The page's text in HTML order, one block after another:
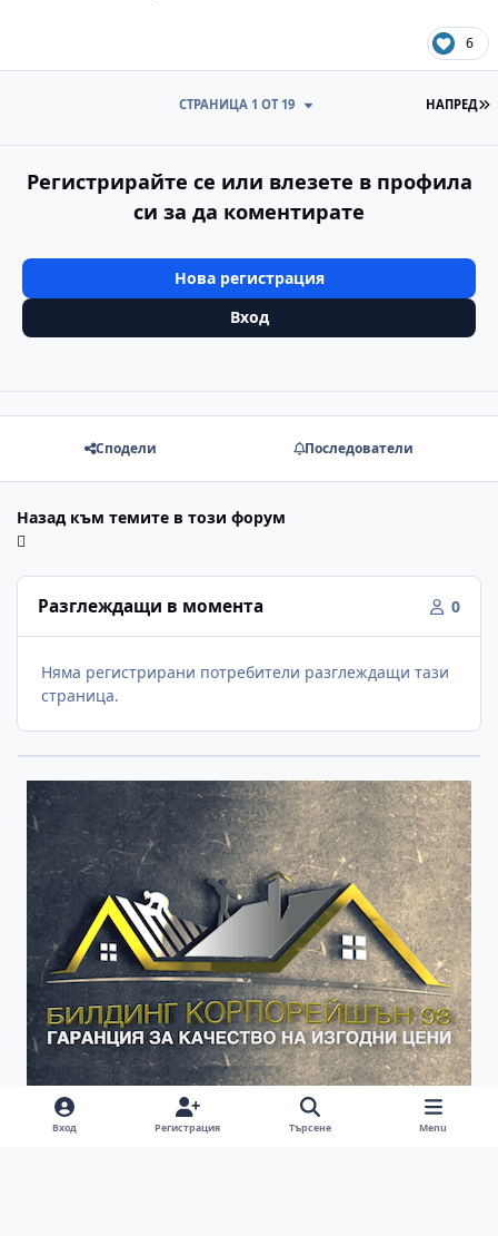
6
НАПРЕД
СТРАНИЦА 1 ОТ 19
Регистрирайте се или влезете в профила
си за да коментирате
Нова регистрация
Вход
Сподели Последователи
Назад към темите в този форум
Разглеждащи в момента 0
Няма регистрирани потребители разглеждащи тази
страница.
Вход Регистрация Търсене Menu